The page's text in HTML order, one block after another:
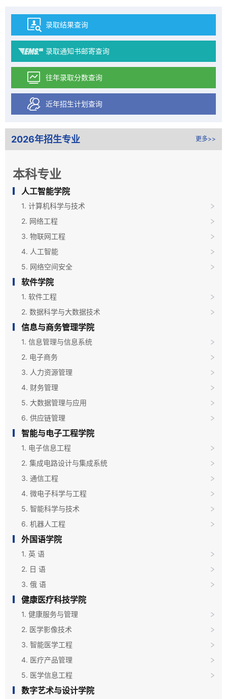
录取结果查询
录取通知书邮寄查询
往年录取分数查询
近年招生计划查询
2026年招生专业 更多>>
本科专业
人工智能学院
1. 计算机科学与技术
2. 网络工程
3. 物联网工程
4. 人工智能
5. 网络空间安全
软件学院
1. 软件工程
2. 数据科学与大数据技术
信息与商务管理学院
1. 信息管理与信息系统
2. 电子商务
3. 人力资源管理
4. 财务管理
5. 大数据管理与应用
6. 供应链管理
智能与电子工程学院
1. 电子信息工程
2. 集成电路设计与集成系统
3. 通信工程
4. 微电子科学与工程
5. 智能科学与技术
6. 机器人工程
外国语学院
1. 英 语
2. 日 语
3. 俄 语
健康医疗科技学院
1. 健康服务与管理
2. 医学影像技术
3. 智能医学工程
4. 医疗产品管理
5. 医学信息工程
数字艺术与设计学院